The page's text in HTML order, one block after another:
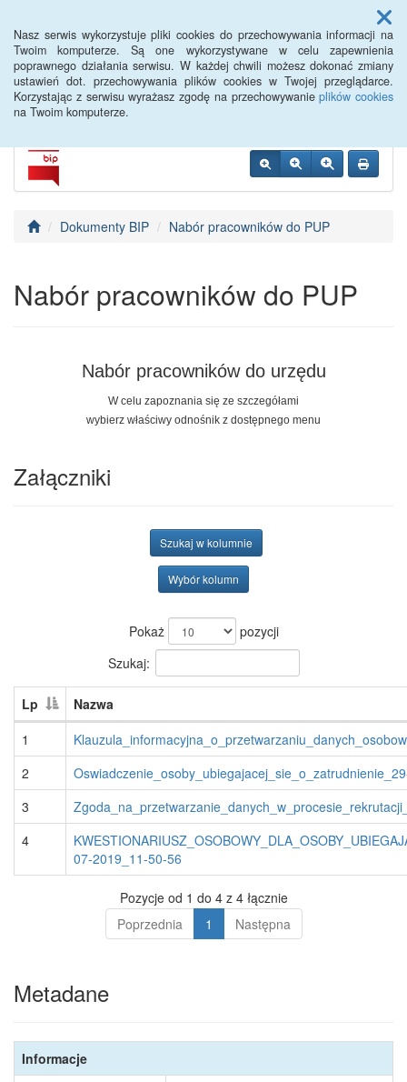
Nasz serwis wykorzystuje pliki cookies do przechowywania informacji na
Twoim komputerze. Są one wykorzystywane w celu zapewnienia
poprawnego działania serwisu. W każdej chwili możesz dokonać zmiany
ustawień dot. przechowywania plików cookies w Twojej przeglądarce.
Korzystając z serwisu wyrażasz zgodę na przechowywanieplików cookies
na Twoim komputerze.
Menu
PUP Opole
Dokumenty BIP Nabór pracowników do PUP
Nabór pracowników do PUP
Nabór pracowników do urzędu
W celu zapoznania się ze szczegółami
wybierz właściwy odnośnik z dostępnego menu
Załączniki
Szukaj w kolumnie
Wybór kolumn
Pokaż
pozycji
Szukaj:
Lp
Nazwa
1
2
3
4
07-2019_11-50-56
Pozycje od 1 do 4 z 4 łącznie
Poprzednia
1 Następna
Metadane
Informacje